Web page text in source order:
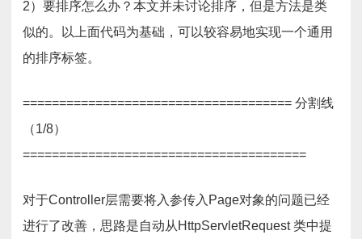
2）要排序怎么办？本文并未讨论排序，但是方法是类
似的。以上面代码为基础，可以较容易地实现一个通用
的排序标签。
===================================== 分割线
（1/8）
=======================================
对于Controller层需要将入参传入Page对象的问题已经
进行了改善，思路是自动从HttpServletRequest 类中提